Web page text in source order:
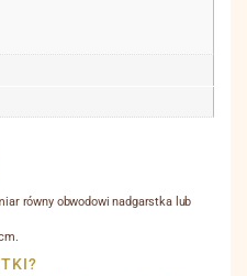
równy obwodowi nadgarstka lub